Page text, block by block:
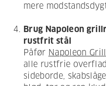
mere
Brug Napoleon
rustfrit stål
Påfør Napoleon
alle rustfrie
sideborde,